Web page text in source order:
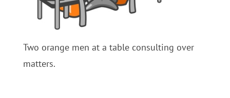
Two orange men at a table consulting over
matters.